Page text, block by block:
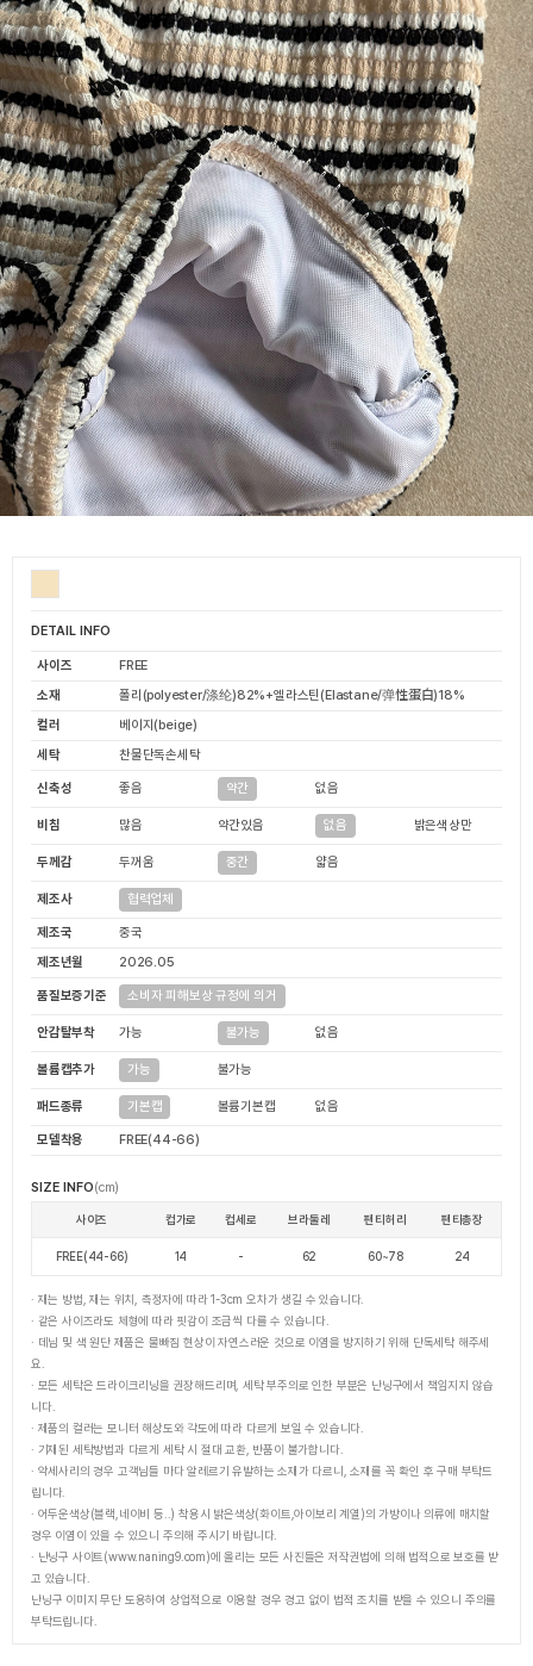
DETAIL INFO
사이즈
FREE
소재
폴리(polyester/涤纶)82%+엘라스틴(Elastane/弹性蛋白)18%
컬러
베이지(beige)
세탁
찬물단독손세탁
신축성 좋음 약간 없음
비침 많음 약간있음 없음 밝은색상만
두께감 두꺼움 중간 얇음
제조사 협력업체
제조국
중국
제조년월
2026.05
품질보증기준 소비자 피해보상 규정에 의거
안감탈부착 가능 불가능 없음
볼륨캡추가 가능 불가능
패드종류 기본캡 볼륨기본캡 없음
모델착용 FREE(44-66)
SIZE INFO(cm)
사이즈 컵가로 컵세로 브라둘레 팬티허리 팬티총장
FREE(44-66) 14 - 62 60~78 24
· 재는 방법, 재는 위치, 측정자에 따라 1-3cm 오차가 생길 수 있습니다.
· 같은 사이즈라도 체형에 따라 핏감이 조금씩 다를 수 있습니다.
· 데님 및 색 원단 제품은 물빠짐 현상이 자연스러운 것으로 이염을 방지하기 위해 단독세탁 해주세
요.
· 모든 세탁은 드라이크리닝을 권장해드리며, 세탁 부주의로 인한 부분은 난닝구에서 책임지지 않습
니다.
· 제품의 컬러는 모니터 해상도와 각도에 따라 다르게 보일 수 있습니다.
· 기재된 세탁방법과 다르게 세탁 시 절대 교환, 반품이 불가합니다.
· 악세사리의 경우 고객님들 마다 알레르기 유발하는 소재가 다르니, 소재를 꼭 확인 후 구매 부탁드
립니다.
· 어두운색상(블랙,네이비 등..) 착용시 밝은색상(화이트,아이보리 계열)의 가방이나 의류에 매치할
경우 이염이 있을 수 있으니 주의해 주시기 바랍니다.
· 난닝구 사이트(www.naning9.com)에 올리는 모든 사진들은 저작권법에 의해 법적으로 보호를 받
고 있습니다.
난닝구 이미지 무단 도용하여 상업적으로 이용할 경우 경고 없이 법적 조치를 받을 수 있으니 주의를
부탁드립니다.